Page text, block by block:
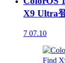
X9 Ultra
7 07.10